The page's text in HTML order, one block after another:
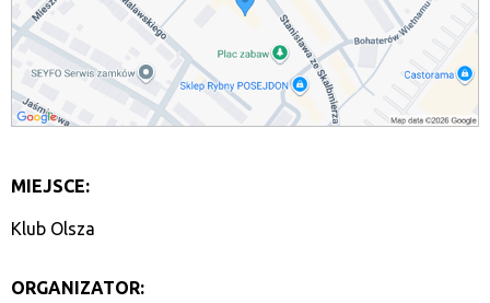
MIEJSCE:
Klub Olsza
ORGANIZATOR: